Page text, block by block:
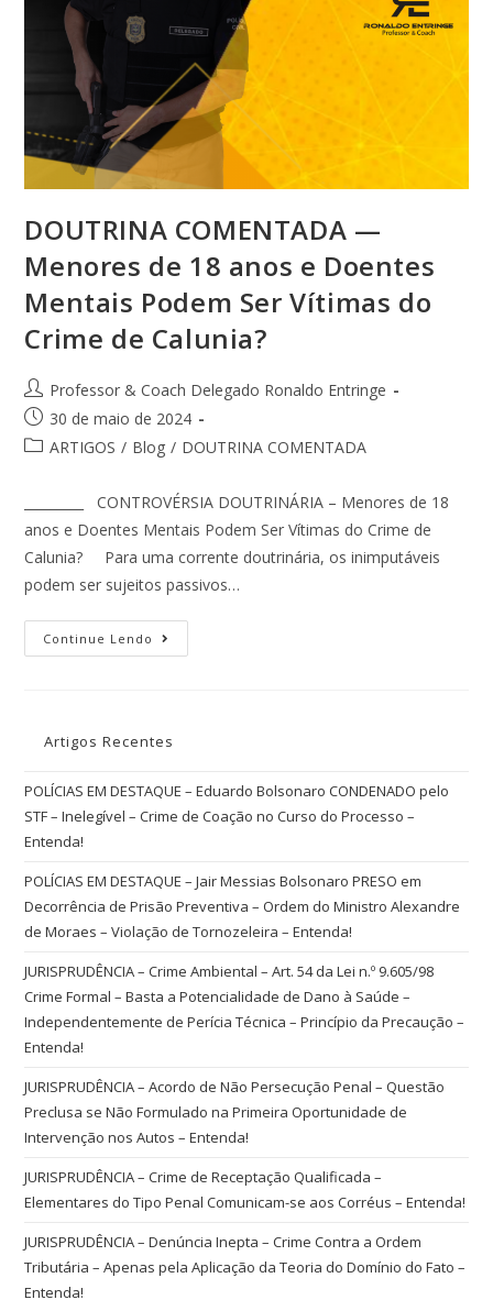
DOUTRINA COMENTADA —
Menores de 18 anos e Doentes
Mentais Podem Ser Vítimas do
Crime de Calunia?
Professor & Coach Delegado Ronaldo Entringe
30 de maio de 2024
ARTIGOS / Blog / DOUTRINA COMENTADA
_________ CONTROVÉRSIA DOUTRINÁRIA – Menores de 18
anos e Doentes Mentais Podem Ser Vítimas do Crime de
Calunia? Para uma corrente doutrinária, os inimputáveis
podem ser sujeitos passivos…
Continue Lendo
Artigos Recentes
POLÍCIAS EM DESTAQUE – Eduardo Bolsonaro CONDENADO pelo
STF – Inelegível – Crime de Coação no Curso do Processo –
Entenda!
POLÍCIAS EM DESTAQUE – Jair Messias Bolsonaro PRESO em
Decorrência de Prisão Preventiva – Ordem do Ministro Alexandre
de Moraes – Violação de Tornozeleira – Entenda!
JURISPRUDÊNCIA – Crime Ambiental – Art. 54 da Lei n.º 9.605/98
Crime Formal – Basta a Potencialidade de Dano à Saúde –
Independentemente de Perícia Técnica – Princípio da Precaução –
Entenda!
JURISPRUDÊNCIA – Acordo de Não Persecução Penal – Questão
Preclusa se Não Formulado na Primeira Oportunidade de
Intervenção nos Autos – Entenda!
JURISPRUDÊNCIA – Crime de Receptação Qualificada –
Elementares do Tipo Penal Comunicam-se aos Corréus – Entenda!
JURISPRUDÊNCIA – Denúncia Inepta – Crime Contra a Ordem
Tributária – Apenas pela Aplicação da Teoria do Domínio do Fato –
Entenda!